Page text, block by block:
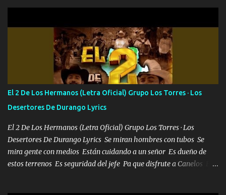
algunas que no lo entiendan Porque ahora soy su pesadilla, lo sé
Soy yo la octava maravilla, no lo niegues Tengo de rodillas a otras
cien Y por más que quieran no me detienen Soy yo la mente que
más brilla, lo ves Pa' mi la vida es tan sencilla No lo entenderías en
tu vida, y está bien Porque lo que tengo nadie lo tiene Una me está
escribiendo y la otra me va a llamar Quiere que vaya a verla y que
la invite a cenar Otras más me están pidiendo que las saque a
bailar Pero es que tengo un par de conciertos más que llenar Se
mueven solo por el interés P...
El 2 De Los Hermanos (Letra Oficial) Grupo Los Torres · Los
Desertores De Durango Lyrics
El 2 De Los Hermanos (Letra Oficial) Grupo Los Torres · Los
Desertores De Durango Lyrics Se miran hombres con tubos Se
mira gente con medios Están cuidando a un señor Es dueño de
estos terrenos Es seguridad del jefe Pa que disfrute a Canelos Es